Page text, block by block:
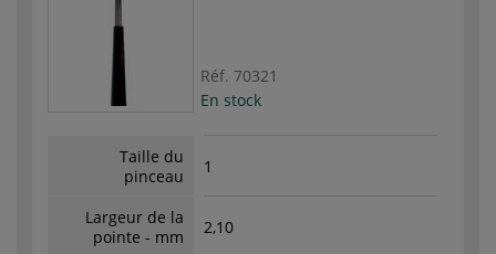
Réf. 70321
En stock
Taille du
pinceau
1
Largeur de la
pointe - mm
2,10